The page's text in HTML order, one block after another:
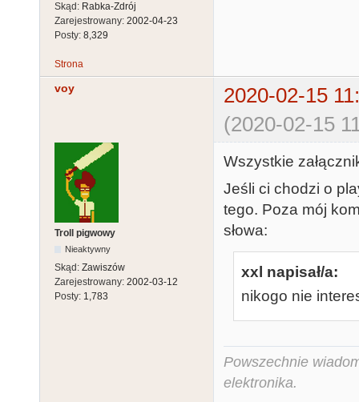
Skąd: Rabka-Zdrój
Zarejestrowany: 2002-04-23
Posty: 8,329
Strona
voy
2020-02-15
(2020-02-15
Troll pigwowy
Nieaktywny
Skąd: Zawiszów
Zarejestrowany: 2002-03-12
Posty: 1,783
Wszystkie
Jeśli ci chodzi o
tego. Poza mój
słowa:
xxl napisał/a:
nikogo nie
Powszechnie
elektronika.